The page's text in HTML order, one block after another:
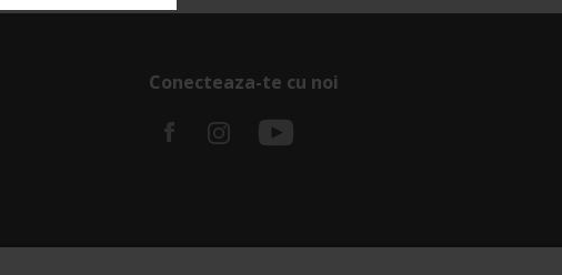
Conecteaza-te cu noi